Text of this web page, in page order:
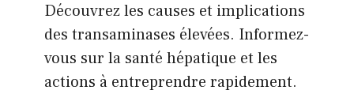
Découvrez les causes et implications
des transaminases élevées. Informez-
vous sur la santé hépatique et les
actions à entreprendre rapidement.